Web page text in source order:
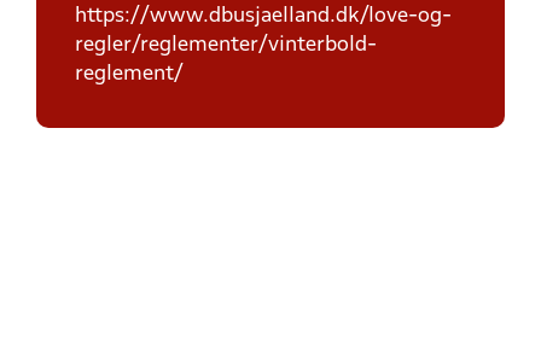
https://www.dbusjaelland.dk/love-og-
regler/reglementer/vinterbold-
reglement/